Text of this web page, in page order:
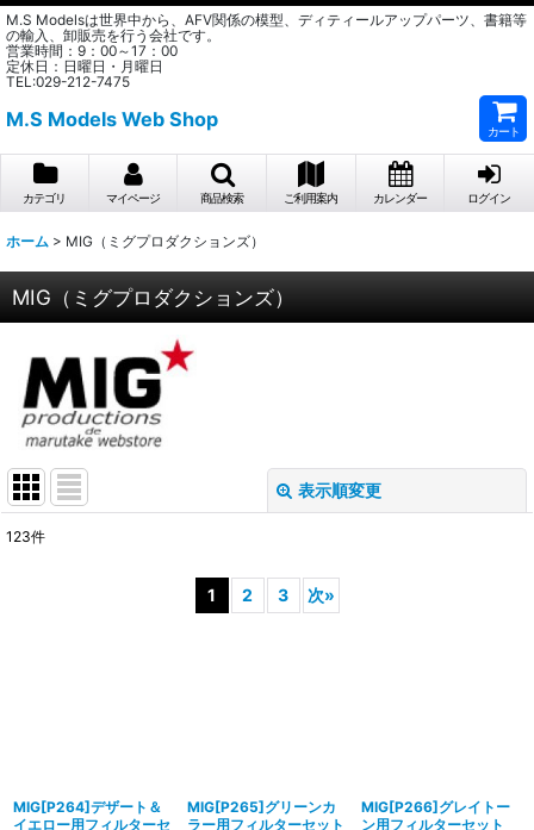
M.S Modelsは世界中から、AFV関係の模型、ディティールアップパーツ、書籍等
の輸入、卸販売を行う会社です。
営業時間：9：00～17：00
定休日：日曜日・月曜日
TEL:029-212-7475
M.S Models Web Shop
カート
カテゴリ マイページ 商品検索 ご利用案内 カレンダー ログイン
ホーム > MIG（ミグプロダクションズ）
MIG（ミグプロダクションズ）
表示順変更
絞り込む
123件
1 2 3 次»
MIG[P264]デザート＆
イエロー用フィルターセ
MIG[P265]グリーンカ
ラー用フィルターセット
MIG[P266]グレイトー
ン用フィルターセット